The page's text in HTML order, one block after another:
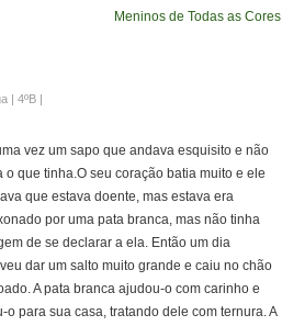
Meninos de Todas as Cores
| 4ºB |
vez um sapo que andava esquisito e não
o que tinha.O seu coração batia muito e ele
que estava doente, mas estava era
por uma pata branca, mas não tinha
de se declarar a ela. Então um dia
dar um salto muito grande e caiu no chão
A pata branca ajudou-o com carinho e
o para sua casa, tratando dele com ternura. A